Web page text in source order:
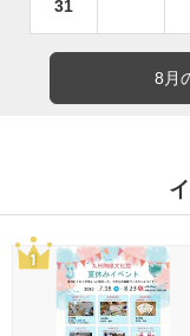
31
8月